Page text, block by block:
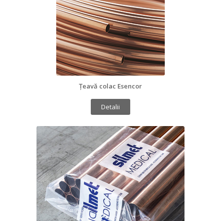
Țeavă colac Esencor
Detalii